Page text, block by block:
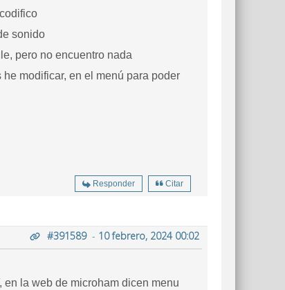
sonido
pero no encuentro nada
modificar, en el menú para poder
Responder Citar
#391589- 10 febrero, 2024 00:02
la web de microham dicen menu